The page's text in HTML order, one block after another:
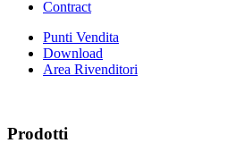
Contract
Punti Vendita
Download
Area Rivenditori
Prodotti